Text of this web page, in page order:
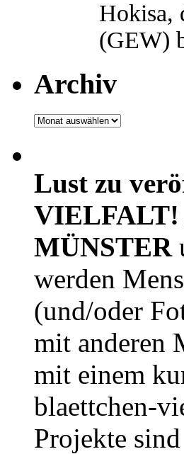
Hokisa,
(GEW)
Archiv
Archiv
Lust zu
VIELFALT!
MÜNSTER
werden
(und/oder
mit anderen
mit einem
blaettchen-
Projekte